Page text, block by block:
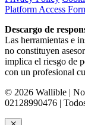
Platform Access
Descargo de
Las herramientas e
no constituyen
implica el riesgo de
con un profesional
© 2026 Wallible |
02128990476 |